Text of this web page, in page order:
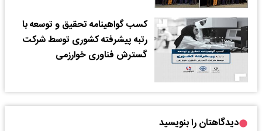
کسب گواهینامه تحقیق و توسعه با
رتبه پیشرفته کشوری توسط شرکت
گسترش فناوری خوارزمی
دیدگاهتان را بنویسید